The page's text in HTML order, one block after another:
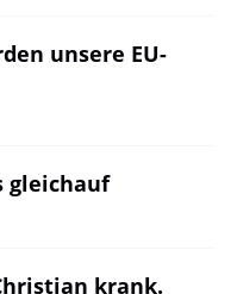
unsere EU-
gleichauf
krank.